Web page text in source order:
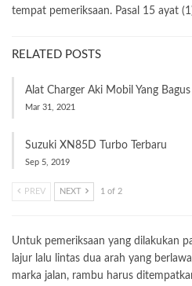
tempat pemeriksaan. Pasal 15 ayat
RELATED POSTS
Alat Charger Aki Mobil Yang
Mar 31, 2021
Suzuki XN85D Turbo Terbaru
Sep 5, 2019
PREV NEXT 1 of 2
Untuk pemeriksaan yang dilakukan
lajur lalu lintas dua arah yang
marka jalan, rambu harus